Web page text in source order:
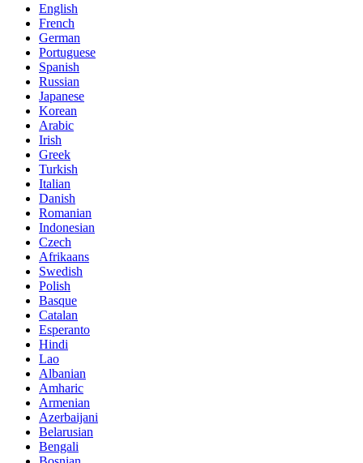
English
French
German
Portuguese
Spanish
Russian
Japanese
Korean
Arabic
Irish
Greek
Turkish
Italian
Danish
Romanian
Indonesian
Czech
Afrikaans
Swedish
Polish
Basque
Catalan
Esperanto
Hindi
Lao
Albanian
Amharic
Armenian
Azerbaijani
Belarusian
Bengali